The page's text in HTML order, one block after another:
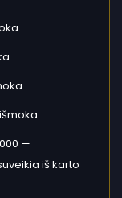
—
iš karto